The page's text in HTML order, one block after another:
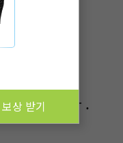
“
을 이어갔다 .
보상 받기